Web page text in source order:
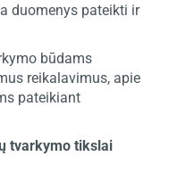
duomenys pateikti ir
būdams
reikalavimus, apie
pateikiant
tikslai